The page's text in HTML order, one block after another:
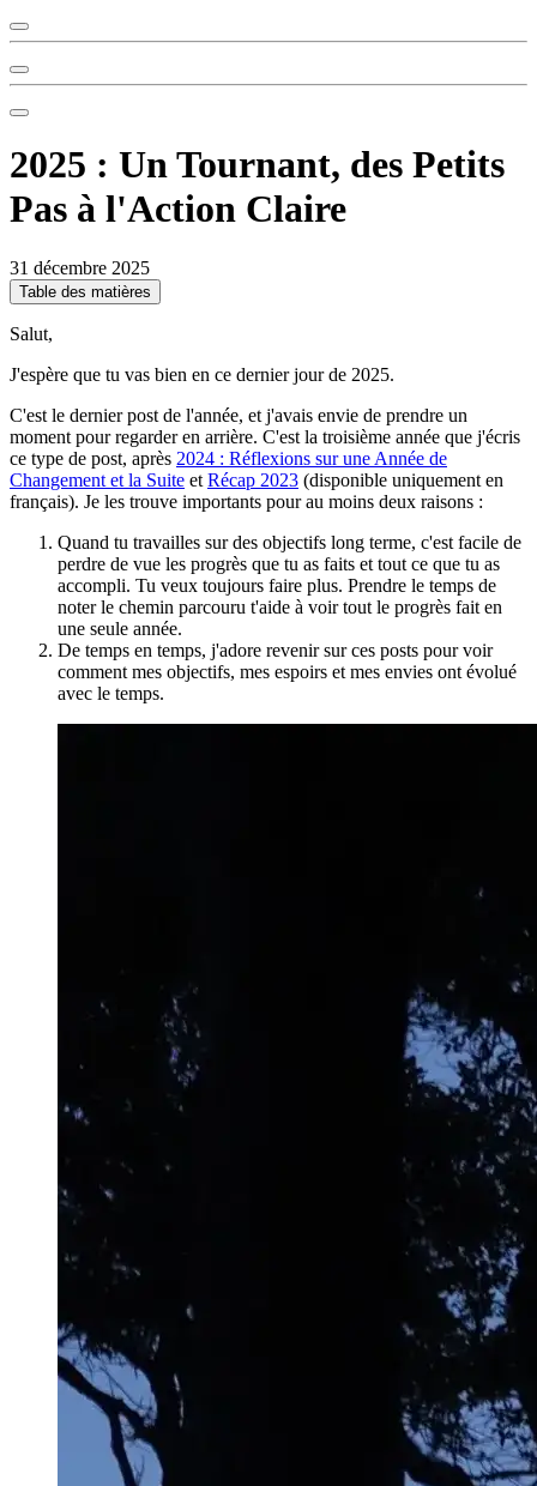
2025 : Un Tournant, des Petits
Pas à l'Action Claire
31 décembre 2025
Table des matières
Salut,
J'espère que tu vas bien en ce dernier jour de 2025.
C'est le dernier post de l'année, et j'avais envie de prendre un
moment pour regarder en arrière. C'est la troisième année que j'écris
ce type de post, après 2024 : Réflexions sur une Année de
Changement et la Suite et Récap 2023 (disponible uniquement en
français). Je les trouve importants pour au moins deux raisons :
Quand tu travailles sur des objectifs long terme, c'est facile de
perdre de vue les progrès que tu as faits et tout ce que tu as
accompli. Tu veux toujours faire plus. Prendre le temps de
noter le chemin parcouru t'aide à voir tout le progrès fait en
une seule année.
De temps en temps, j'adore revenir sur ces posts pour voir
comment mes objectifs, mes espoirs et mes envies ont évolué
avec le temps.